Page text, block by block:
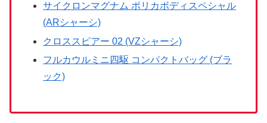
サイクロンマグナム ポリカボディスペシャル
(ARシャーシ)
クロススピアー 02 (VZシャーシ)
フルカウルミニ四駆 コンパクトバッグ (ブラ
ック)